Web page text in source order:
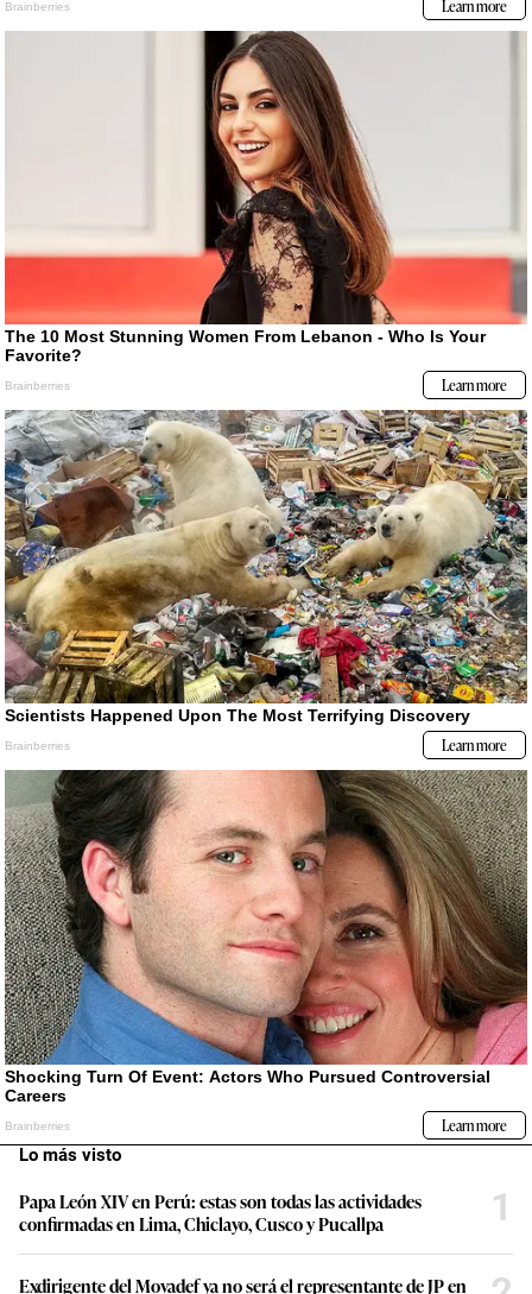
Lo más visto
Papa León XIV en Perú: estas son todas las actividades
confirmadas en Lima, Chiclayo, Cusco y Pucallpa
1
Exdirigente del Movadef ya no será el representante de JP en